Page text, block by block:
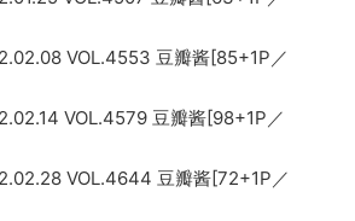
VOL.4553 豆瓣酱[85+1P／
VOL.4579 豆瓣酱[98+1P／
VOL.4644 豆瓣酱[72+1P／